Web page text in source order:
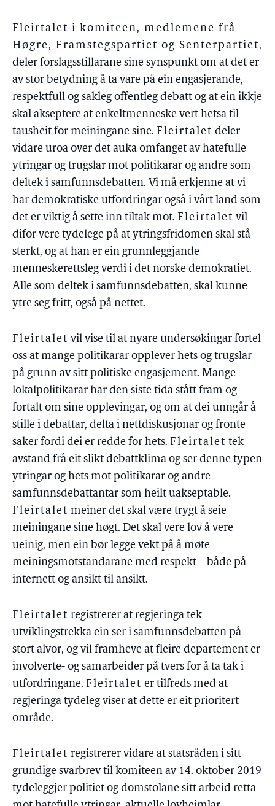
Fleirtalet i komiteen, medlemene frå
Høgre, Framstegspartiet og Senterpartiet,
deler forslagsstillarane sine synspunkt om at det er
av stor betydning å ta vare på ein engasjerande,
respektfull og sakleg offentleg debatt og at ein ikkje
skal akseptere at enkeltmenneske vert hetsa til
tausheit for meiningane sine. Fleirtalet deler
vidare uroa over det auka omfanget av hatefulle
ytringar og trugslar mot politikarar og andre som
deltek i samfunnsdebatten. Vi må erkjenne at vi
har demokratiske utfordringar også i vårt land som
det er viktig å sette inn tiltak mot. Fleirtalet vil
difor vere tydelege på at ytringsfridomen skal stå
sterkt, og at han er ein grunnleggjande
menneskerettsleg verdi i det norske demokratiet.
Alle som deltek i samfunnsdebatten, skal kunne
ytre seg fritt, også på nettet.
Fleirtalet vil vise til at nyare undersøkingar fortel
oss at mange politikarar opplever hets og trugslar
på grunn av sitt politiske engasjement. Mange
lokalpolitikarar har den siste tida stått fram og
fortalt om sine opplevingar, og om at dei unngår å
stille i debattar, delta i nettdiskusjonar og fronte
saker fordi dei er redde for hets. Fleirtalet tek
avstand frå eit slikt debattklima og ser denne typen
ytringar og hets mot politikarar og andre
samfunnsdebattantar som heilt uakseptable.
Fleirtalet meiner det skal være trygt å seie
meiningane sine høgt. Det skal vere lov å vere
ueinig, men ein bør legge vekt på å møte
meiningsmotstandarane med respekt – både på
internett og ansikt til ansikt.
Fleirtalet registrerer at regjeringa tek
utviklingstrekka ein ser i samfunnsdebatten på
stort alvor, og vil framheve at fleire departement er
involverte- og samarbeider på tvers for å ta tak i
utfordringane. Fleirtalet er tilfreds med at
regjeringa tydeleg viser at dette er eit prioritert
område.
Fleirtalet registrerer vidare at statsråden i sitt
grundige svarbrev til komiteen av 14. oktober 2019
tydeleggjer politiet og domstolane sitt arbeid retta